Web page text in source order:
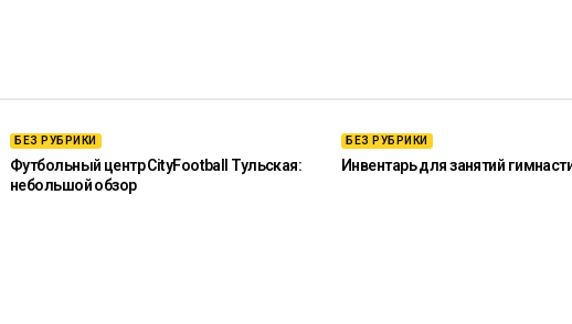
БЕЗ РУБРИКИ
Футбольный центр CityFootball Тульская:
небольшой обзор
БЕЗ РУБРИКИ
Инвентарь для занятий